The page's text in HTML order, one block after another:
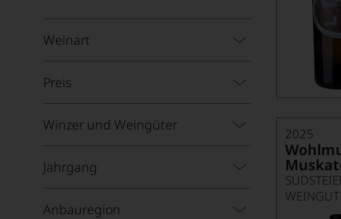
Weinart
Preis
Winzer und Weingüter
Jahrgang
Anbauregion
2025